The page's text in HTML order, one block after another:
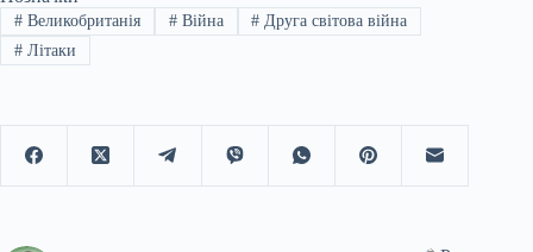
#Великобританія #Війна # Друга світова війна
#Літаки